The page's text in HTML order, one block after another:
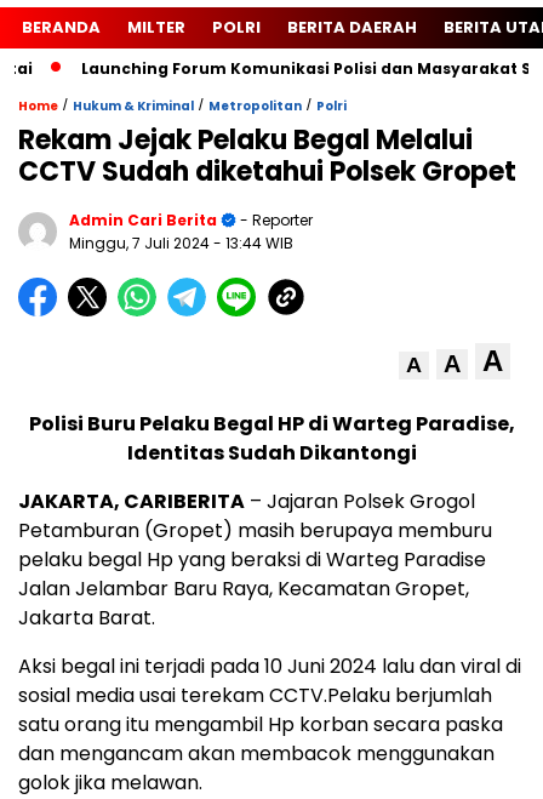
BERANDA MILTER POLRI BERITA DAERAH BERITA
Launching Forum Komunikasi Polisi dan Masyarakat
Home / Hukum & Kriminal / Metropolitan / Polri
Rekam Jejak Pelaku Begal Melalui
CCTV Sudah diketahui Polsek Gropet
Admin Cari Berita
- Reporter
Minggu, 7 Juli 2024- 13:44 WIB
A A A
Polisi Buru Pelaku Begal HP di Warteg Paradise,
Identitas Sudah Dikantongi
JAKARTA, CARIBERITA – Jajaran Polsek Grogol
Petamburan (Gropet) masih berupaya memburu
pelaku begal Hp yang beraksi di Warteg Paradise
Jalan Jelambar Baru Raya, Kecamatan Gropet,
Jakarta Barat.
Aksi begal ini terjadi pada 10 Juni 2024 lalu dan viral di
sosial media usai terekam CCTV.Pelaku berjumlah
satu orang itu mengambil Hp korban secara paska
dan mengancam akan membacok menggunakan
golok jika melawan.